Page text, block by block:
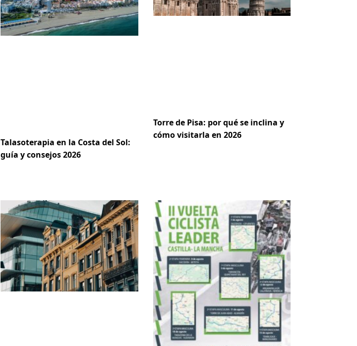
Talasoterapia en la Costa del Sol:
guía y consejos 2026
Torre de Pisa: por qué se inclina y
cómo visitarla en 2026